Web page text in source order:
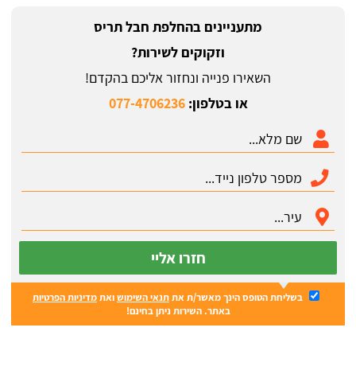
מתעניינים בהחלפת חבל תריס
וזקוקים לשירות?
השאירו פנייה ונחזור אליכם בהקדם!
או בטלפון:077-4706236
חזרו אליי
בשליחת הטופס הינך מאשר/ת אתתנאי השימושואתמדיניות הפרטיות
באתר. השירות ניתן בחינם!